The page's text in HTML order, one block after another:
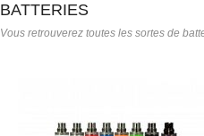
BATTERIES
Vous retrouverez toutes les sortes de